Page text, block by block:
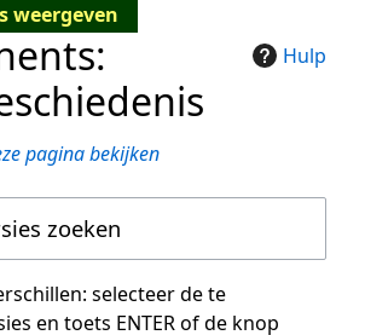
weergeven
Hulp
pagina bekijken
zoeken
selecteer de te
en toets ENTER of de knop